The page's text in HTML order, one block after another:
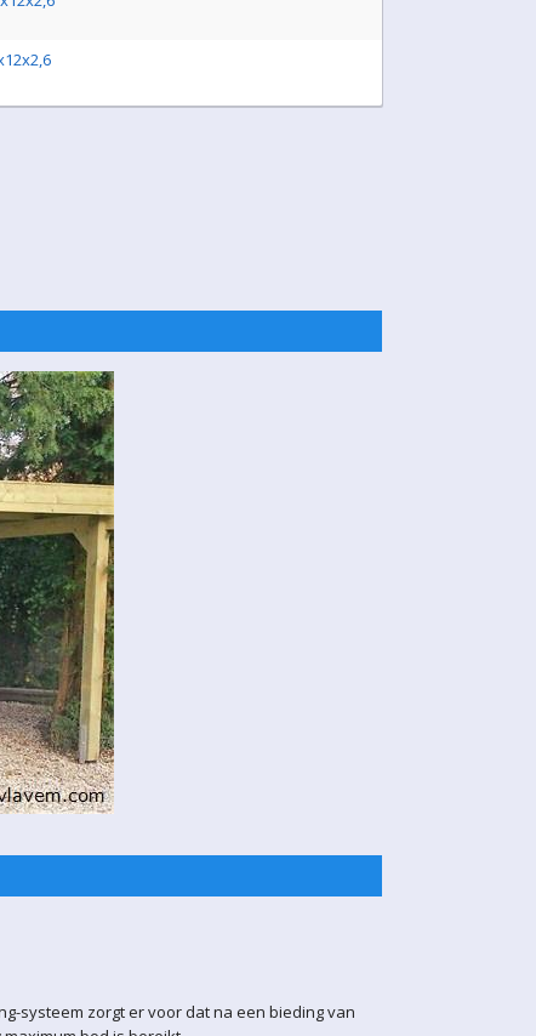
systeem zorgt er voor dat na een bieding van